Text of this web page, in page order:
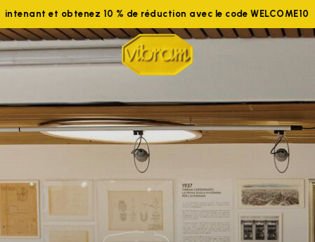
et obtenez 10 % de réduction avec le code WELCOME10